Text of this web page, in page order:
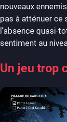
nouveaux
pas à atténuer ce
l’absence quasi-
sentiment au
Un jeu trop